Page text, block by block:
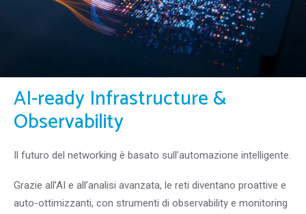
AI-ready Infrastructure &
Observability
Il futuro del networking è basato sull’automazione intelligente.
Grazie all’AI e all’analisi avanzata, le reti diventano proattive e
auto-ottimizzanti, con strumenti di observability e monitoring